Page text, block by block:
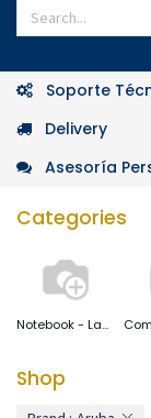
Soporte
Delivery
Asesoría
Categories
Notebook - Laptop
Shop